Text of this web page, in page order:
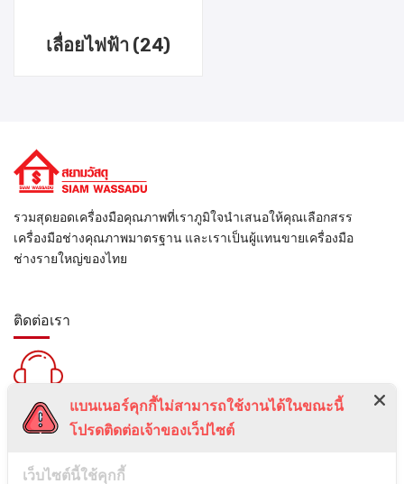
เลื่อยไฟฟ้า (24)
รวมสุดยอดเครื่องมือคุณภาพที่เราภูมิใจนำเสนอให้คุณเลือกสรร
เครื่องมือช่างคุณภาพมาตรฐาน และเราเป็นผู้แทนขายเครื่องมือ
ช่างรายใหญ่ของไทย
ติดต่อเรา
สายด่วน :
099-5095739
เลขที่ 1 ซอยลาดพร้าว 24 แขวงจอมพล เขตจตุจักร กรุงเทพมหานคร
แบนเนอร์คุกกี้ไม่สามารถใช้งานได้ในขณะนี้
โปรดติดต่อเจ้าของเว็ปไซต์
เว็บไซต์นี้ใช้คุกกี้